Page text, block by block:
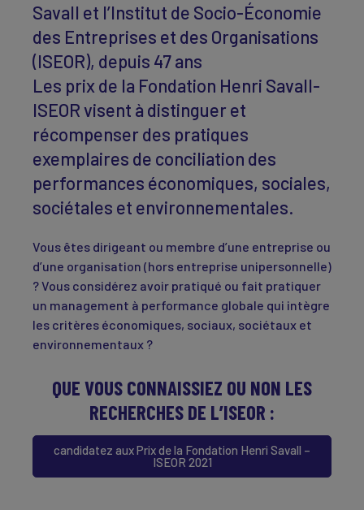
Savall et l’Institut de Socio-Économie
des Entreprises et des Organisations
(ISEOR), depuis 47 ans
Les prix de la Fondation Henri Savall-
ISEOR visent à distinguer et
récompenser des pratiques
exemplaires de conciliation des
performances économiques, sociales,
sociétales et environnementales.
Vous êtes dirigeant ou membre d’une entreprise ou
d’une organisation (hors entreprise unipersonnelle)
? Vous considérez avoir pratiqué ou fait pratiquer
un management à performance globale qui intègre
les critères économiques, sociaux, sociétaux et
environnementaux ?
QUE VOUS CONNAISSIEZ OU NON LES
RECHERCHES DE L’ISEOR :
candidatez aux Prix de la Fondation Henri Savall –
ISEOR 2021